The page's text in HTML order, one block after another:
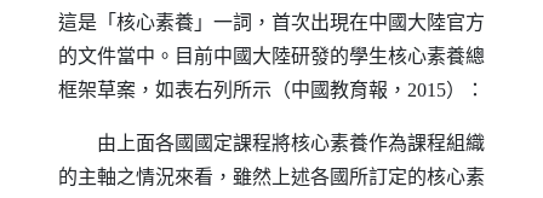
這是「核心素養」一詞，首次出現在中國大陸官方
的文件當中。目前中國大陸研發的學生核心素養總
框架草案，如表右列所示（中國教育報， 2015）：
由上面各國國定課程將核心素養作為課程組織
的主軸之情況來看，雖然上述各國所訂定的核心素